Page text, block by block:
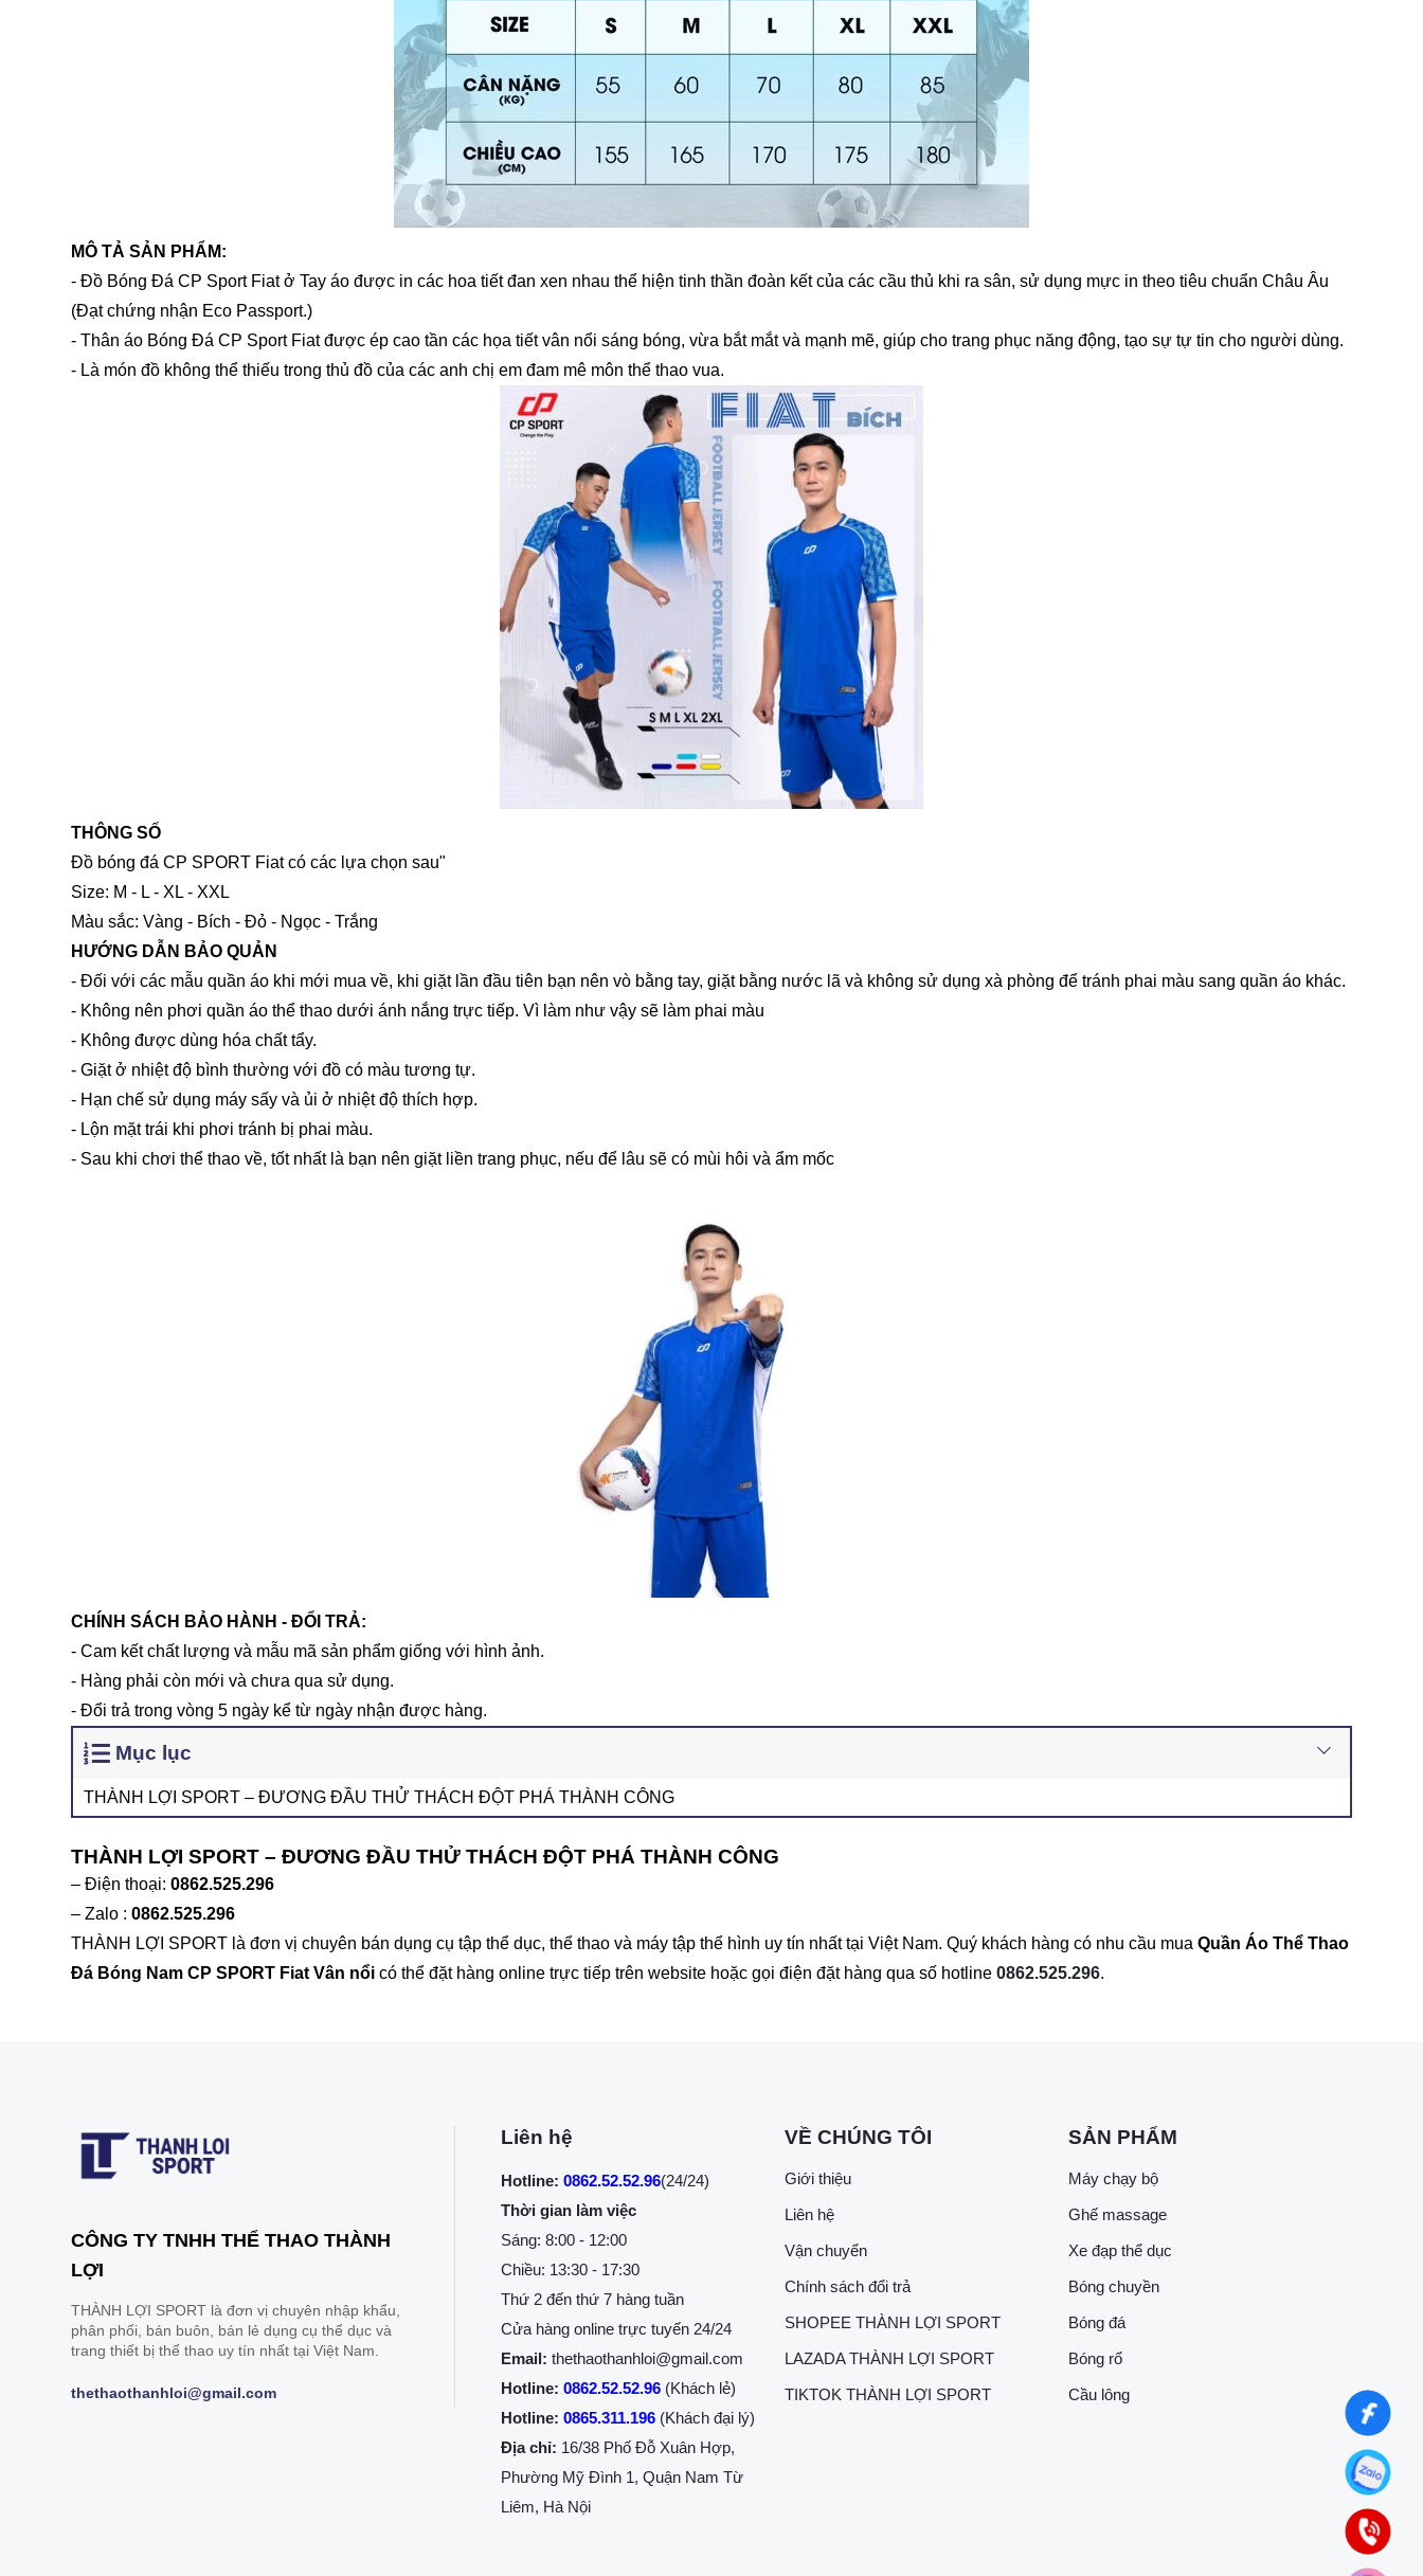
MÔ TẢ SẢN PHẨM:
- Đồ Bóng Đá CP Sport Fiat ở Tay áo được in các hoa tiết đan xen nhau thể hiện tinh thần đoàn kết của các cầu thủ khi ra sân, sử dụng mực in theo tiêu chuẩn Châu Âu
(Đạt chứng nhận Eco Passport.)
- Thân áo Bóng Đá CP Sport Fiat được ép cao tần các họa tiết vân nổi sáng bóng, vừa bắt mắt và mạnh mẽ, giúp cho trang phục năng động, tạo sự tự tin cho người dùng.
- Là món đồ không thể thiếu trong thủ đồ của các anh chị em đam mê môn thể thao vua.
THÔNG SỐ
Đồ bóng đá CP SPORT Fiat có các lựa chọn sau"
Size: M - L - XL - XXL
Màu sắc: Vàng - Bích - Đỏ - Ngọc - Trắng
HƯỚNG DẪN BẢO QUẢN
- Đối với các mẫu quần áo khi mới mua về, khi giặt lần đầu tiên bạn nên vò bằng tay, giặt bằng nước lã và không sử dụng xà phòng để tránh phai màu sang quần áo khác.
- Không nên phơi quần áo thể thao dưới ánh nắng trực tiếp. Vì làm như vậy sẽ làm phai màu
- Không được dùng hóa chất tẩy.
- Giặt ở nhiệt độ bình thường với đồ có màu tương tự.
- Hạn chế sử dụng máy sấy và ủi ở nhiệt độ thích hợp.
- Lộn mặt trái khi phơi tránh bị phai màu.
- Sau khi chơi thể thao về, tốt nhất là bạn nên giặt liền trang phục, nếu để lâu sẽ có mùi hôi và ẩm mốc
CHÍNH SÁCH BẢO HÀNH - ĐỔI TRẢ:
- Cam kết chất lượng và mẫu mã sản phẩm giống với hình ảnh.
- Hàng phải còn mới và chưa qua sử dụng.
- Đổi trả trong vòng 5 ngày kể từ ngày nhận được hàng.
Mục lục
THÀNH LỢI SPORT – ĐƯƠNG ĐẦU THỬ THÁCH ĐỘT PHÁ THÀNH CÔNG
THÀNH LỢI SPORT – ĐƯƠNG ĐẦU THỬ THÁCH ĐỘT PHÁ THÀNH CÔNG
– Điện thoại: 0862.525.296
– Zalo : 0862.525.296
THÀNH LỢI SPORT là đơn vị chuyên bán dụng cụ tập thể dục, thể thao và máy tập thể hình uy tín nhất tại Việt Nam. Quý khách hàng có nhu cầu mua Quần Áo Thể Thao
Đá Bóng Nam CP SPORT Fiat Vân nổi có thể đặt hàng online trực tiếp trên website hoặc gọi điện đặt hàng qua số hotline 0862.525.296.
CÔNG TY TNHH THỂ THAO THÀNH
LỢI
THÀNH LỢI SPORT là đơn vị chuyên nhập khẩu,
phân phối, bán buôn, bán lẻ dụng cụ thể dục và
trang thiết bị thể thao uy tín nhất tại Việt Nam.
thethaothanhloi@gmail.com
Liên hệ
Hotline: 0862.52.52.96(24/24)
Thời gian làm việc
Sáng: 8:00 - 12:00
Chiều: 13:30 - 17:30
Thứ 2 đến thứ 7 hàng tuần
Cửa hàng online trực tuyến 24/24
Email: thethaothanhloi@gmail.com
Hotline: 0862.52.52.96 (Khách lẻ)
Hotline: 0865.311.196 (Khách đại lý)
Địa chỉ: 16/38 Phố Đỗ Xuân Hợp,
Phường Mỹ Đình 1, Quận Nam Từ
Liêm, Hà Nội
VỀ CHÚNG TÔI
Giới thiệu
Liên hệ
Vận chuyển
Chính sách đổi trả
SHOPEE THÀNH LỢI SPORT
LAZADA THÀNH LỢI SPORT
TIKTOK THÀNH LỢI SPORT
SẢN PHẨM
Máy chạy bộ
Ghế massage
Xe đạp thể dục
Bóng chuyền
Bóng đá
Bóng rổ
Cầu lông